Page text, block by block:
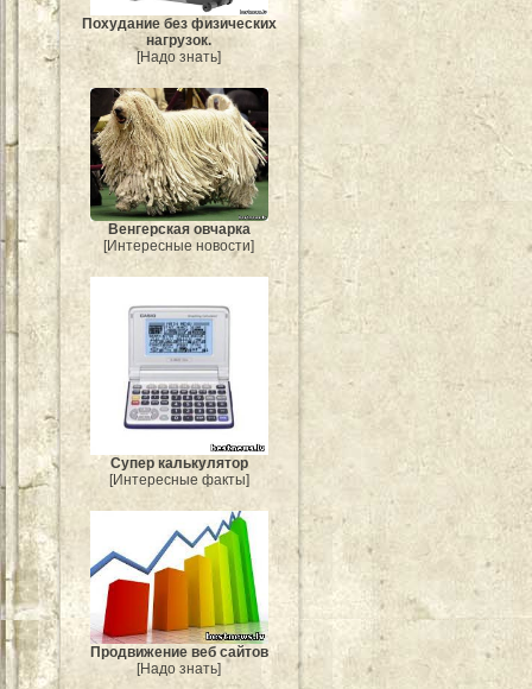
Похудание без физических
нагрузок.
[Надо знать]
Венгерская овчарка
[Интересные новости]
Супер калькулятор
[Интересные факты]
Продвижение веб сайтов
[Надо знать]